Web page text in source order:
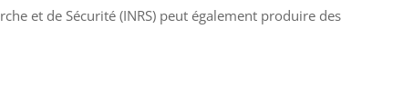
et de Sécurité (INRS) peut également produire des